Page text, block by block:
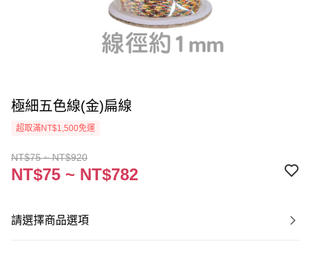
極細五色線(金)扁線
超取滿NT$1,500免運
NT$75 ~ NT$920
NT$75 ~ NT$782
請選擇商品選項